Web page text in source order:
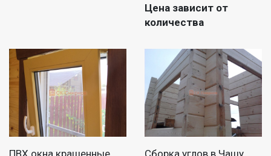
Цена зависит от
количества
ПВХ окна крашенные Сборка углов в Чашу